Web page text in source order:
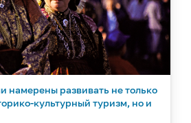
намерены развивать не только
культурный туризм, но и